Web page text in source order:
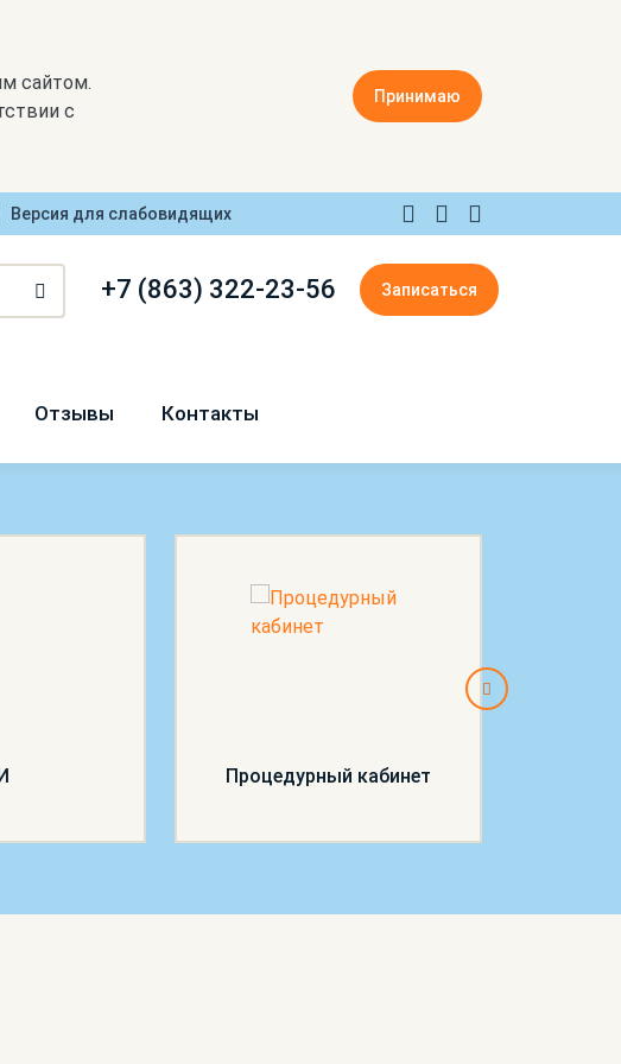
сайтом.
с
Принимаю
Версия для слабовидящих
+7 (863) 322-23-56 Записаться
Отзывы Контакты
Процедурный кабинет